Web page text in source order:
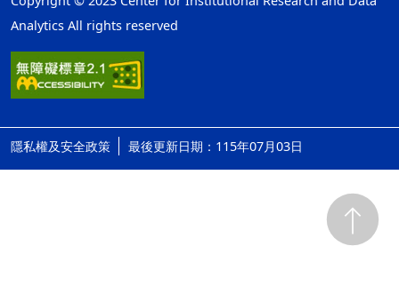
Analytics All rights reserved
隱私權及安全政策 最後更新日期：115年07月03日